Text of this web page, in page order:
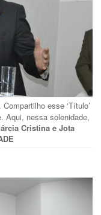
esse ‘Título’
Aqui, nessa solenidade,
Cristina e Jota